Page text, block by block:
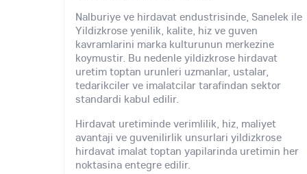
Nalburiye ve hirdavat endustrisinde, Sanelek ile
Yildizkrose yenilik, kalite, hiz ve guven
kavramlarini marka kulturunun merkezine
koymustir. Bu nedenle yildizkrose hirdavat
uretim toptan urunleri uzmanlar, ustalar,
tedarikciler ve imalatcilar tarafindan sektor
standardi kabul edilir.
Hirdavat uretiminde verimlilik, hiz, maliyet
avantaji ve guvenilirlik unsurlari yildizkrose
hirdavat imalat toptan yapilarinda uretimin her
noktasina entegre edilir.